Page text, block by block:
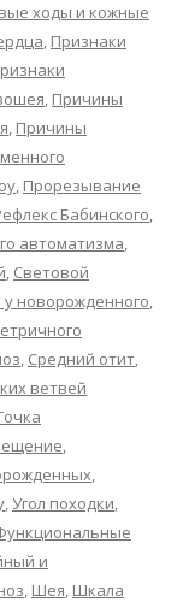
ходы и кожные
, Признаки
, Причины
, Причины
, Прорезывание
Бабинского,
автоматизма,
, Световой
новорожденного,
, Средний отит,
ветвей
,
,
,Угол походки,
и
, Шея, Шкала